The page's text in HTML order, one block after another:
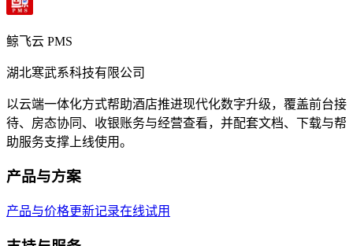
鲸飞云 PMS
湖北寒武系科技有限公司
以云端一体化方式帮助酒店推进现代化数字升级，覆盖前台接
待、房态协同、收银账务与经营查看，并配套文档、下载与帮
助服务支撑上线使用。
产品与方案
产品与价格更新记录在线试用